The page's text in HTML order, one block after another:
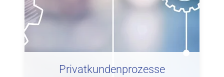
Privatkundenprozesse